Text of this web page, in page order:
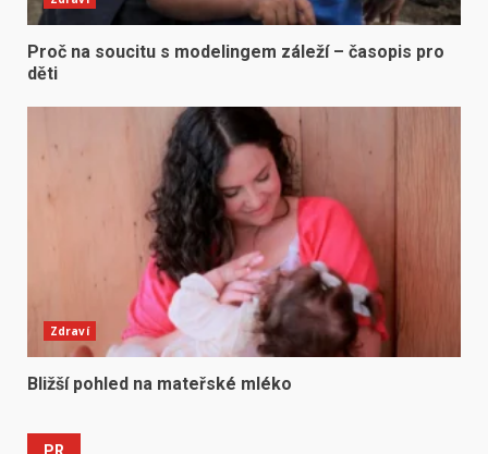
Proč na soucitu s modelingem záleží – časopis pro
děti
Zdraví
Bližší pohled na mateřské mléko